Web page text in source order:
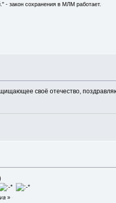
- закон сохранения в МЛМ работает.
своё отечество,
»